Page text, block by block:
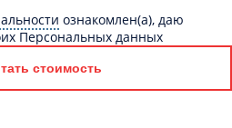
ознакомлен(а), даю
Персональных данных
стоимость